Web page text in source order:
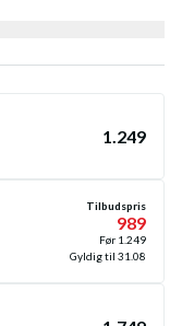
1.249
Tilbudspris
989
Før 1.249
Gyldig til 31.08